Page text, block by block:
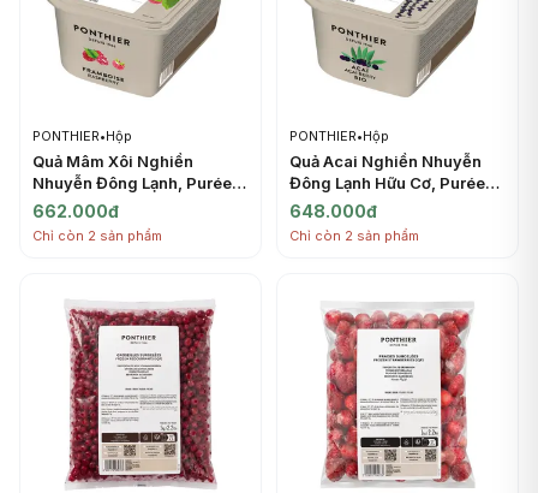
PONTHIER•Hộp
Quả Mâm Xôi Nghiền
Nhuyễn Đông Lạnh, Purée
Framboise, Frozen
Raspberry, 2.2 lbs (1kg) -
662.000đ
Chỉ còn 2 sản phẩm
PONTHIER•Hộp
Quả Acai Nghiền Nhuyễn
Đông Lạnh Hữu Cơ, Purée
Acai Bio, Frozen Acai Berry,
2.2 lbs (1kg) - PONTHIER
648.000đ
Chỉ còn 2 sản phẩm